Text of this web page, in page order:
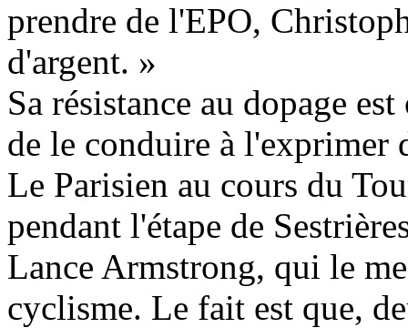
prendre de l'EPO,
d'argent. »
Sa résistance au dopage
de le conduire à l'exprimer
Le Parisien au cours du
pendant l'étape de
Lance Armstrong, qui le
cyclisme. Le fait est que,